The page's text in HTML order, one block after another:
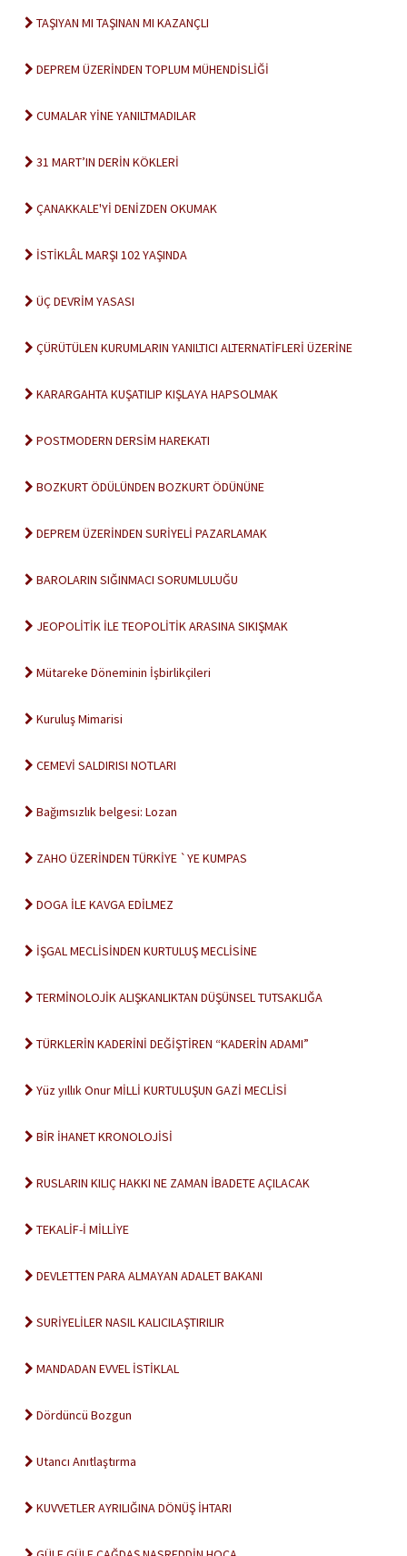
TAŞIYAN MI TAŞINAN MI KAZANÇLI
DEPREM ÜZERİNDEN TOPLUM MÜHENDİSLİĞİ
CUMALAR YİNE YANILTMADILAR
31 MART’IN DERİN KÖKLERİ
ÇANAKKALE'Yİ DENİZDEN OKUMAK
İSTİKLÂL MARŞI 102 YAŞINDA
ÜÇ DEVRİM YASASI
ÇÜRÜTÜLEN KURUMLARIN YANILTICI ALTERNATİFLERİ ÜZERİNE
KARARGAHTA KUŞATILIP KIŞLAYA HAPSOLMAK
POSTMODERN DERSİM HAREKATI
BOZKURT ÖDÜLÜNDEN BOZKURT ÖDÜNÜNE
DEPREM ÜZERİNDEN SURİYELİ PAZARLAMAK
BAROLARIN SIĞINMACI SORUMLULUĞU
JEOPOLİTİK İLE TEOPOLİTİK ARASINA SIKIŞMAK
Mütareke Döneminin İşbirlikçileri
Kuruluş Mimarisi
CEMEVİ SALDIRISI NOTLARI
Bağımsızlık belgesi: Lozan
ZAHO ÜZERİNDEN TÜRKİYE `YE KUMPAS
DOGA İLE KAVGA EDİLMEZ
İŞGAL MECLİSİNDEN KURTULUŞ MECLİSİNE
TERMİNOLOJİK ALIŞKANLIKTAN DÜŞÜNSEL TUTSAKLIĞA
TÜRKLERİN KADERİNİ DEĞİŞTİREN “KADERİN ADAMI”
Yüz yıllık Onur MİLLİ KURTULUŞUN GAZİ MECLİSİ
BİR İHANET KRONOLOJİSİ
RUSLARIN KILIÇ HAKKI NE ZAMAN İBADETE AÇILACAK
TEKALİF-İ MİLLİYE
DEVLETTEN PARA ALMAYAN ADALET BAKANI
SURİYELİLER NASIL KALICILAŞTIRILIR
MANDADAN EVVEL İSTİKLAL
Dördüncü Bozgun
Utancı Anıtlaştırma
KUVVETLER AYRILIĞINA DÖNÜŞ İHTARI